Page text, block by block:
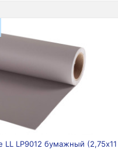
LL LP9012 бумажный